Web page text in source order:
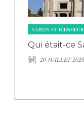
SAINTS ET
Qui était-ce
20 JUILLET 2026